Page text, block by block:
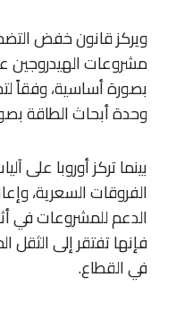
ويركز قانون خفض
مشروعات الهيدروجين
بصورة أساسية، وفقاً
وحدة أبحاث الطاقة
بينما تركز أوروبا على
الفروقات السعرية،
الدعم للمشروعات في
فإنها تفتقر إلى
في القطاع.